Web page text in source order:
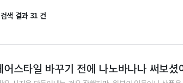
색 결과 31 건
스타일 바꾸기 전에 나노바나나 써보셨